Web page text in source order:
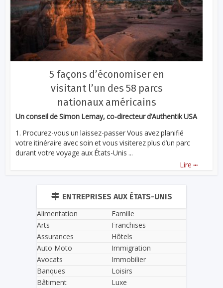
5 façons d’économiser en
visitant l’un des 58 parcs
nationaux américains
Un conseil de Simon Lemay, co-directeur d’Authentik USA
1. Procurez-vous un laissez-passer Vous avez planifié
votre itinéraire avec soin et vous visiterez plus d’un parc
durant votre voyage aux États-Unis ...
Lire ...
ENTREPRISES AUX ÉTATS-UNIS
Alimentation
Arts
Assurances
Auto Moto
Avocats
Banques
Bâtiment
Famille
Franchises
Hôtels
Immigration
Immobilier
Loisirs
Luxe